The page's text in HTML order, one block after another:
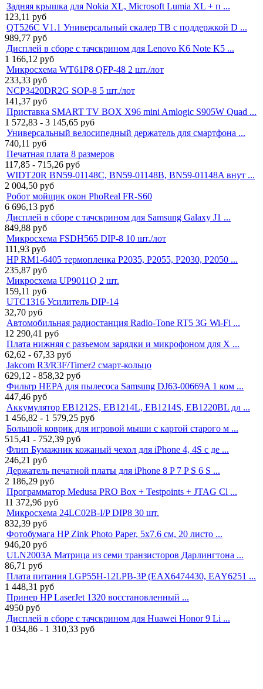
Задняя крышка для Nokia XL, Microsoft Lumia XL + п ...
123,11 руб
QT526C V1.1 Универсальный скалер ТВ с поддержкой D ...
989,77 руб
Дисплей в сборе с тачскрином для Lenovo K6 Note K5 ...
1 166,12 руб
Микросхема WT61P8 QFP-48 2 шт./лот
233,33 руб
NCP3420DR2G SOP-8 5 шт./лот
141,37 руб
Приставка SMART TV BOX X96 mini Amlogic S905W Quad ...
1 572,83 - 3 145,65 руб
Универсальный велосипедный держатель для смартфона ...
740,11 руб
Печатная плата 8 размеров
117,85 - 715,26 руб
WIDT20R BN59-01148C, BN59-01148B, BN59-01148A внут ...
2 004,50 руб
Робот мойщик окон PhoReal FR-S60
6 696,13 руб
Дисплей в сборе с тачскрином для Samsung Galaxy J1 ...
849,88 руб
Микросхема FSDH565 DIP-8 10 шт./лот
111,93 руб
HP RM1-6405 термопленка P2035, P2055, P2030, P2050 ...
235,87 руб
Микросхема UP9011Q 2 шт.
159,11 руб
UTC1316 Усилитель DIP-14
32,70 руб
Автомобильная радиостанция Radio-Tone RT5 3G Wi-Fi ...
12 290,41 руб
Плата нижняя с разъемом зарядки и микрофоном для X ...
62,62 - 67,33 руб
Jakcom R3/R3F/Timer2 смарт-кольцо
629,12 - 858,32 руб
Фильтр HEPA для пылесоса Samsung DJ63-00669A 1 ком ...
447,46 руб
Аккумулятор EB1212S, EB1214L, EB1214S, EB1220BL дл ...
1 456,82 - 1 579,25 руб
Большой коврик для игровой мыши с картой старого м ...
515,41 - 752,39 руб
Флип Бумажник кожаный чехол для iPhone 4, 4S с де ...
246,21 руб
Держатель печатной платы для iPhone 8 P 7 P S 6 S ...
2 186,29 руб
Программатор Medusa PRO Box + Testpoints + JTAG Cl ...
11 372,96 руб
Микросхема 24LC02B-I/P DIP8 30 шт.
832,39 руб
Фотобумага HP Zink Photo Paper, 5x7.6 см, 20 листо ...
946,20 руб
ULN2003A Матрица из семи транзисторов Дарлингтона ...
86,71 руб
Плата питания LGP55H-12LPB-3P (EAX6474430, EAY6251 ...
1 448,31 руб
Принер HP LaserJet 1320 восстановленный ...
4950 руб
Дисплей в сборе с тачскрином для Huawei Honor 9 Li ...
1 034,86 - 1 310,33 руб